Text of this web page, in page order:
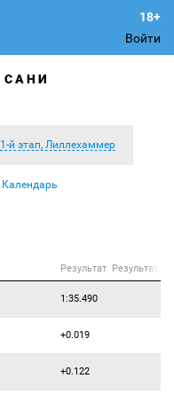
Войти
САНИ
1-й этап, Лиллехаммер
Календарь
Результат Результат
1:35.490
+0.019
+0.122